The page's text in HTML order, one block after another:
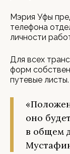
Мэрия Уфы
телефона
личности
Для всех
форм
путевые листы.
оно
в общем